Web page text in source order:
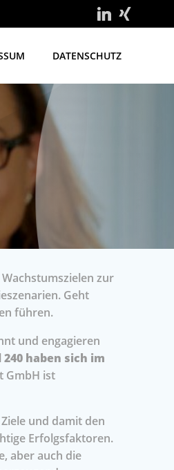
DATENSCHUTZ
zur
Geht
führen.
und engagieren
haben sich im
GmbH ist
und damit den
Erfolgsfaktoren.
aber auch die